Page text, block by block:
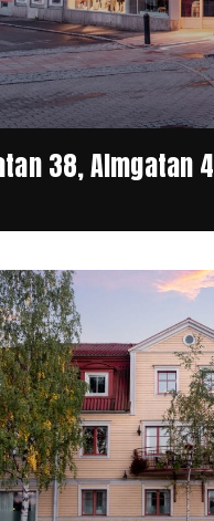
38, Almgatan 4